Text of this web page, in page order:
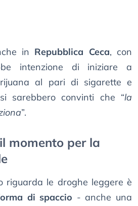
in Repubblica Ceca, con
intenzione di iniziare a
al pari di sigarette e
sarebbero convinti che “la
”.
momento per la
riguarda le droghe leggere è
di spaccio - anche una